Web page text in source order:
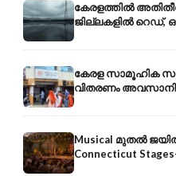
കേരളത്തിൽ
ജില്ലകളിൽ റെഡ്,
ക്യാമ്പുകളിൽ
കേരള സാമൂഹിക
വിതരണം
അക്കൗണ്ടിൽ നേരിട്ട്
Musical മുതൽ ജയിൽ
Connecticut
ന്റെ 250-ആം